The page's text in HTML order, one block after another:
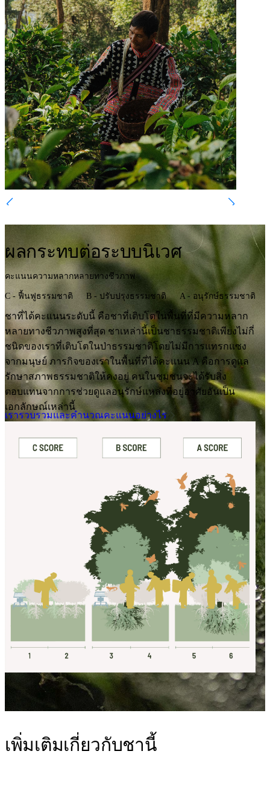
ผลกระทบต่อระบบนิเวศ
คะแนนความหลากหลายทางชีวภาพ
C - ฟื้นฟูธรรมชาติ B - ปรับปรุงธรรมชาติ A - อนุรักษ์ธรรมชาติ
ชาที่ได้คะแนนระดับนี้ คือชาที่เติบโตในพื้นที่ที่มีความหลาก
หลายทางชีวภาพสูงที่สุด ชาเหล่านี้เป็นชาธรรมชาติเพียงไม่กี่
ชนิดของเราที่เติบโตในป่าธรรมชาติโดยไม่มีการแทรกแซง
จากมนุษย์ ภารกิจของเราในพื้นที่ที่ได้คะแนน A คือการดูแล
รักษาสภาพธรรมชาติให้คงอยู่ คนในชุมชนจะได้รับสิ่ง
ตอบแทนจากการช่วยดูแลอนุรักษ์แหล่งที่อยู่อาศัยอันเป็น
เอกลักษณ์เหล่านี้
เรารวบรวมและคำนวณคะแนนอย่างไร
เพิ่มเติมเกี่ยวกับชานี้